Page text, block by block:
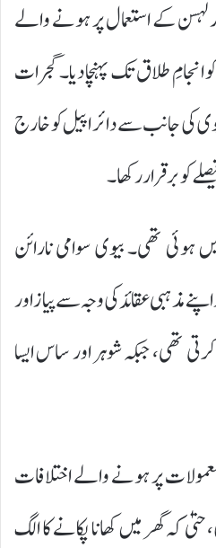
لہسن کے استعمال پر ہونے والے
شادی کو انجامِ طلاق تک پہنچا دیا۔ گجرات
کی جانب سے دائر اپیل کو خارج
کو برقرار رکھا۔
کی شادی 2002 میں ہوئی تھی۔ بیوی سوامی نارائن
مذہبی عقائد کی وجہ سے پیاز اور
تھی، جبکہ شوہر اور ساس ایسا
پر ہونے والے اختلافات
کہ گھر میں کھانا پکانے کا الگ